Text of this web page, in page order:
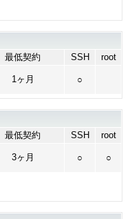
最低契約 SSH root
1ヶ月 ○
最低契約 SSH root
3ヶ月 ○ ○